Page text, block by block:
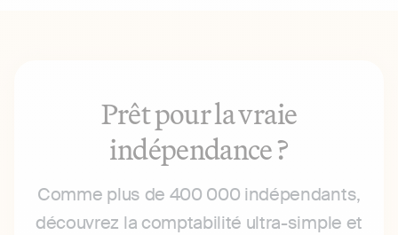
Prêt pour la vraie
indépendance ?
Comme plus de 400 000 indépendants,
découvrez la comptabilité ultra-simple et